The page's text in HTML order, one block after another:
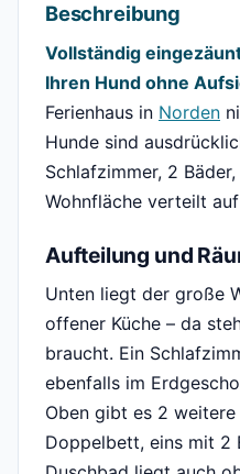
Beschreibung
Vollständig
Ihren Hund ohne
Ferienhaus in Norden
Hunde sind
Schlafzimmer, 2
Wohnfläche verteilt
Aufteilung und
Unten liegt der große
offener Küche – da
braucht. Ein
ebenfalls im
Oben gibt es 2
Doppelbett, eins mit 2